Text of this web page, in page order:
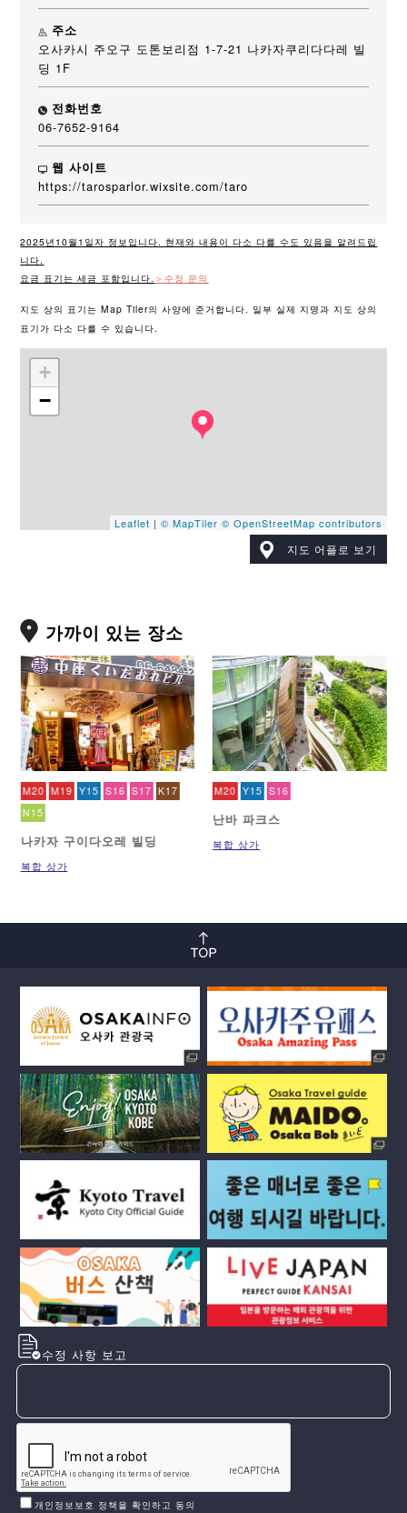
주소
오사카시 주오구 도톤보리점 1-7-21 나카자쿠리다다레 빌
딩 1F
전화번호
06-7652-9164
웹 사이트
https://tarosparlor.wixsite.com/taro
2025년10월1일자 정보입니다. 현재와 내용이 다소 다를 수도 있음을 알려드립
니다.
요금 표기는 세금 포함입니다. ＞수정 문의
지도 상의 표기는 Map Tiler의 사양에 준거합니다. 일부 실제 지명과 지도 상의
표기가 다소 다를 수 있습니다.
+
−
Leaflet | © MapTiler © OpenStreetMap contributors
지도 어플로 보기
가까이 있는 장소
M20 M19 Y15 S16 S17 K17
N15
나카자 구이다오레 빌딩
복합 상가
M20 Y15 S16
난바 파크스
복합 상가
수정 사항 보고
개인정보보호 정책을 확인하고 동의